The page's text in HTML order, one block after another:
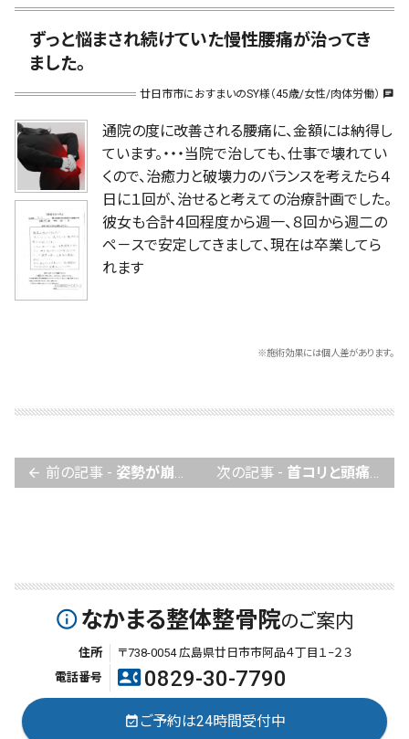
ずっと悩まされ続けていた慢性腰痛が治ってき
ました。
廿日市市におすまいのSY様（45歳/女性/肉体労働） chat
通院の度に改善される腰痛に、金額には納得し
ています。・・・当院で治しても、仕事で壊れてい
くので、治癒力と破壊力のバランスを考えたら４
日に１回が、治せると考えての治療計画でした。
彼女も合計４回程度から週一、８回から週二の
ペ－スで安定してきまして、現在は卒業してら
れます
※施術効果には個人差があります。
arrow_back 前の記事 - 姿勢が崩れたら痛みや違和感が出る状態が、自分で意識できるようになり、それが根本改善へつながりました。 次の記事 - 首コリと頭痛の原因は、上部頸椎の歪みとそれに随伴する頭の骨のネジレです。
info_outlineなかまる整体整骨院のご案内
住所
〒738-0054 広島県廿日市市阿品４丁目１−２３
電話番号
contact_phone 0829-30-7790
event_availableご予約は24時間受付中